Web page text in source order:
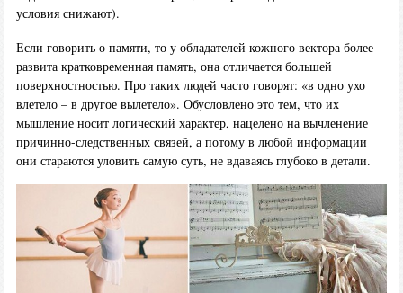
условия снижают).
Если говорить о памяти, то у обладателей кожного вектора более
развита кратковременная память, она отличается большей
поверхностностью. Про таких людей часто говорят: «в одно ухо
влетело – в другое вылетело». Обусловлено это тем, что их
мышление носит логический характер, нацелено на вычленение
причинно-следственных связей, а потому в любой информации
они стараются уловить самую суть, не вдаваясь глубоко в детали.